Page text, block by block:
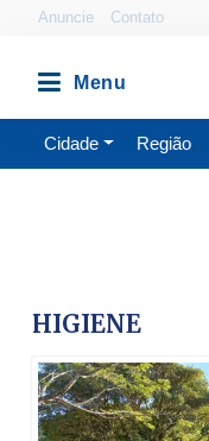
Anuncie Contato
Cidade Região
HIGIENE